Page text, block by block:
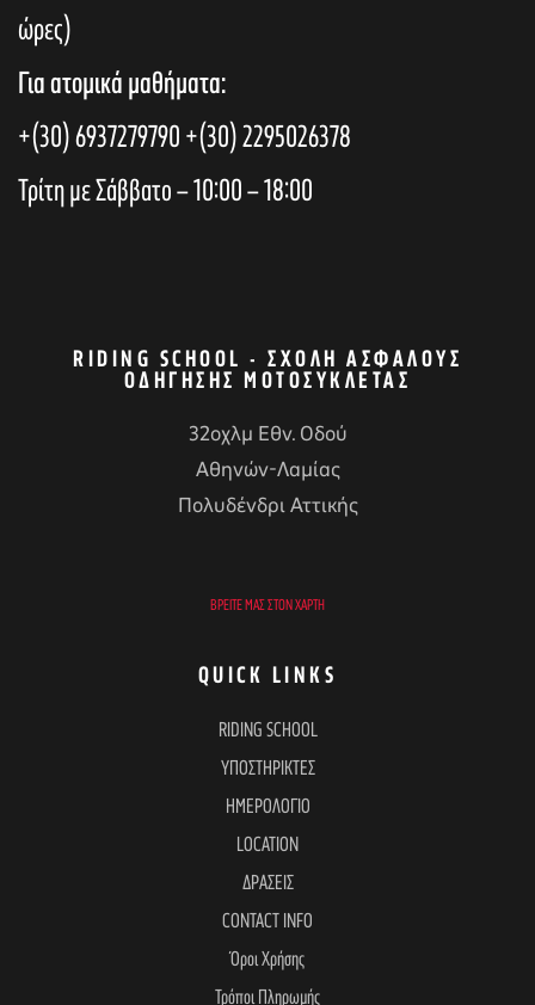
ώρες)
Για ατομικά μαθήματα:
+(30) 6937279790+(30) 2295026378
Τρίτη με Σάββατο – 10:00 – 18:00
RIDING SCHOOL - ΣΧΟΛΉ ΑΣΦΑΛΟΎΣ
ΟΔΉΓΗΣΗΣ ΜΟΤΟΣΥΚΛΈΤΑΣ
32οχλμ Εθν. Οδού
Αθηνών-Λαμίας
Πολυδένδρι Αττικής
ΒΡΕΊΤΕ ΜΑΣ ΣΤΟΝ ΧΆΡΤΗ
QUICK LINKS
RIDING SCHOOL
ΥΠΟΣΤΗΡΙΚΤΕΣ
ΗΜΕΡΟΛΟΓΙΟ
LOCATION
ΔΡΑΣΕΙΣ
CONTACT INFO
Όροι Χρήσης
Τρόποι Πληρωμής